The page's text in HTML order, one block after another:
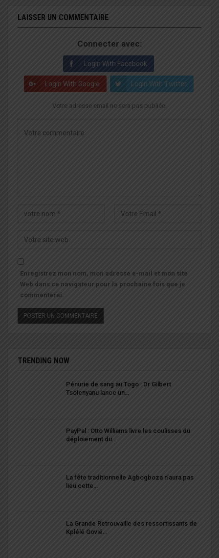
LAISSER UN COMMENTAIRE
Connecter avec:
Login With Facebook
Login With Google Login With Twitter
Votre adresse email ne sera pas publiée.
Enregistrez mon nom, mon adresse e-mail et mon site
Web dans ce navigateur pour la prochaine fois que je
commenterai.
TRENDING NOW
Pénurie de sang au Togo : Dr Gilbert
Tsolenyanu lance un…
PayPal : Otto Williams livre les coulisses du
déploiement du…
La fête traditionnelle Agbogboza n’aura pas
lieu cette…
La Grande Retrouvaille des ressortissants de
Kplélé Govié…